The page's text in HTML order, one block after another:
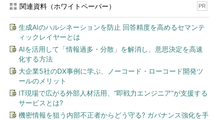
関連資料（ホワイトペーパー） PR
生成AIのハルシネーションを防止 回答精度を高めるセマンテ
ィックレイヤーとは
AIを活用して「情報過多・分散」を解消し、意思決定を高速
化する方法
大企業5社のDX事例に学ぶ、ノーコード・ローコード開発ツ
ールのメリット
IT現場で広がる外部人材活用、“即戦力エンジニア”が支援する
サービスとは?
機密情報を狙う内部不正者からどう守る? ガバナンス強化を手